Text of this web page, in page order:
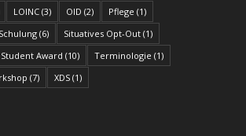
LOINC(3) OID (2) Pflege (1)
Schulung(6) Situatives Opt-Out(1)
Student Award (10) Terminologie (1)
(7) XDS(1)